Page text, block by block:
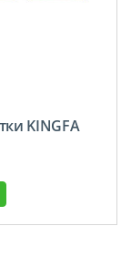
KINGFA